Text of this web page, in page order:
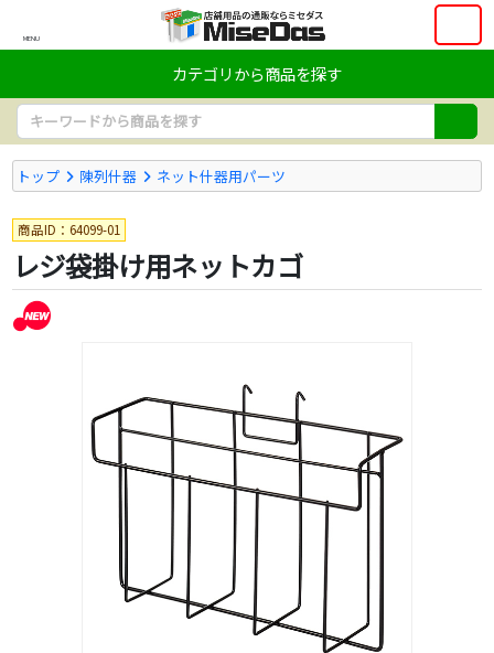
MENU
カテゴリから商品を探す
トップ 陳列什器 ネット什器用パーツ
商品ID：64099-01
レジ袋掛け用ネットカゴ